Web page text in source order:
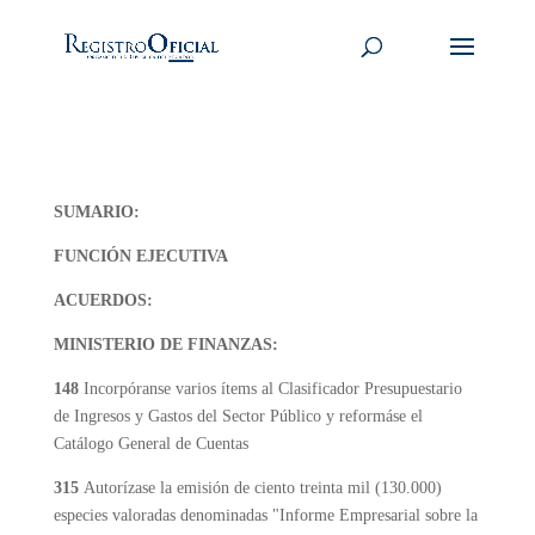
SUMARIO:
FUNCIÓN EJECUTIVA
ACUERDOS:
MINISTERIO DE FINANZAS:
148 Incorpóranse varios ítems al Clasificador Presupuestario
de Ingresos y Gastos del Sector Público y reformáse el
Catálogo General de Cuentas
315 Autorízase la emisión de ciento treinta mil (130.000)
especies valoradas denominadas "Informe Empresarial sobre la